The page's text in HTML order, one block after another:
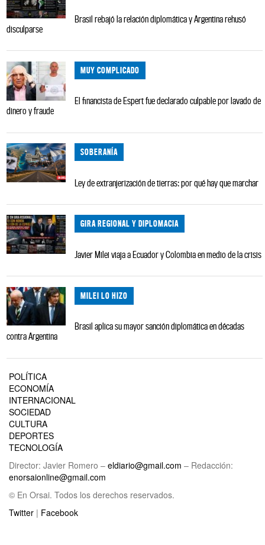
Brasil rebajó la relación diplomática y Argentina rehusó
disculparse
MUY COMPLICADO
El financista de Espert fue declarado culpable por lavado de
dinero y fraude
SOBERANÍA
Ley de extranjerización de tierras: por qué hay que marchar
GIRA REGIONAL Y DIPLOMACIA
Javier Milei viaja a Ecuador y Colombia en medio de la crisis
MILEI LO HIZO
Brasil aplica su mayor sanción diplomática en décadas
contra Argentina
POLÍTICA
ECONOMÍA
INTERNACIONAL
SOCIEDAD
CULTURA
DEPORTES
TECNOLOGÍA
Director: Javier Romero – eldiario@gmail.com – Redacción:
enorsaionline@gmail.com
© En Orsai. Todos los derechos reservados.
Twitter | Facebook